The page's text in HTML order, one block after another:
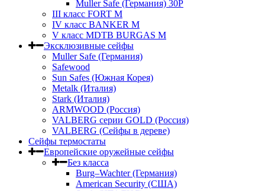
Muller Safe (Германия) 30Р
III класс FORT M
IV класс BANKER M
V класс МDTB BURGAS M
Эксклюзивные сейфы
Muller Safe (Германия)
Safewood
Sun Safes (Южная Корея)
Metalk (Италия)
Stark (Италия)
ARMWOOD (Россия)
VALBERG серии GOLD (Россия)
VALBERG (Сейфы в дереве)
Сейфы термостаты
Европейские оружейные сейфы
Без класса
Burg–Wachter (Германия)
American Security (США)